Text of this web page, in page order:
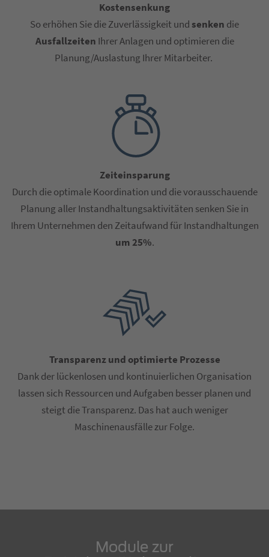
Kostensenkung
So erhöhen Sie die Zuverlässigkeit undsenken die
Ausfallzeiten Ihrer Anlagen und optimieren die
Planung/Auslastung Ihrer Mitarbeiter.
Zeiteinsparung
Durch die optimale Koordination und die vorausschauende
Planung aller Instandhaltungsaktivitäten senken Sie in
Ihrem Unternehmen den Zeitaufwand für Instandhaltungen
um 25%.
Transparenz und optimierte Prozesse
Dank der lückenlosen und kontinuierlichen Organisation
lassen sich Ressourcen und Aufgaben besser planen und
steigt die Transparenz. Das hat auch weniger
Maschinenausfälle zur Folge.
Module zur